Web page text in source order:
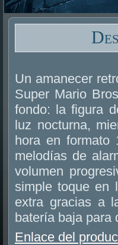
Un amanecer
Super Mario
fondo: la figura
luz nocturna,
hora en
melodías de
volumen
simple toque en
extra gracias a
batería baja para
Enlace del